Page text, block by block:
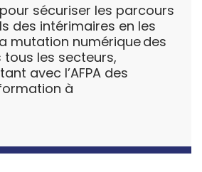
pour sécuriser les parcours
des intérimaires en les
mutation numérique des
les secteurs,
avec l’AFPA des
à